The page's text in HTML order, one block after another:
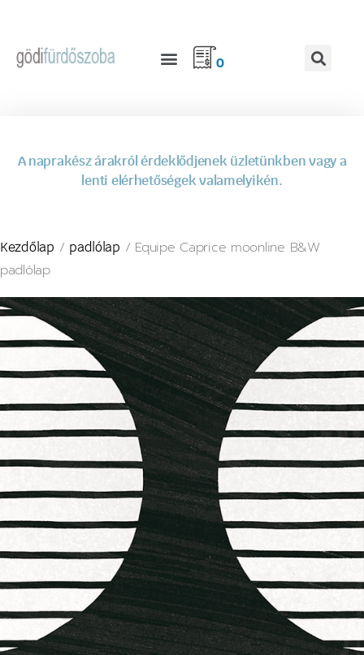
0
A naprakész árakról érdeklődjenek üzletünkben vagy a
lenti elérhetőségek valamelyikén.
Kezdőlap / padlólap / Equipe Caprice moonline B&W
padlólap